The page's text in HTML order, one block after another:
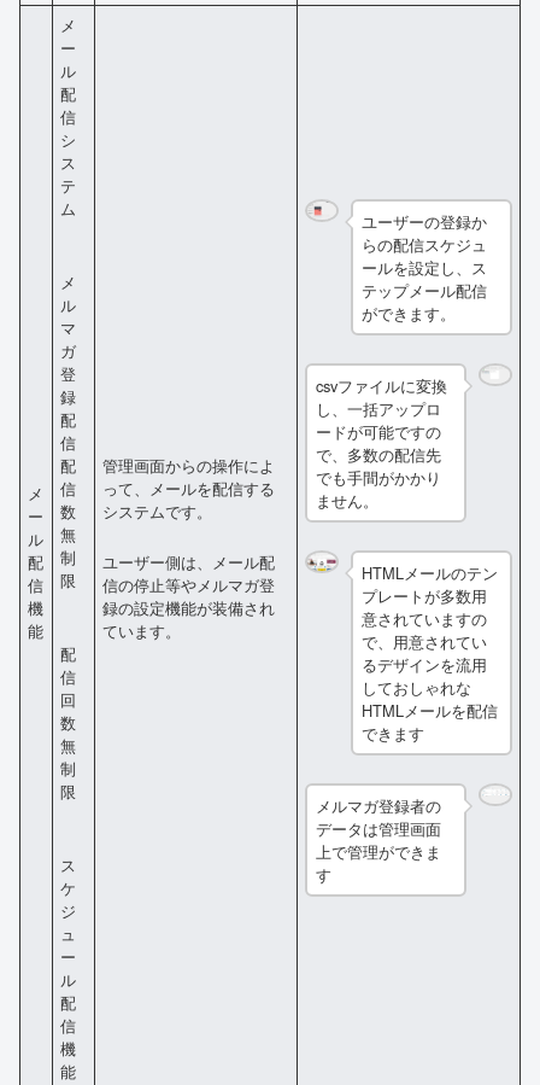
メ
ー
ル
配
信
機
能
メ
ー
ル
配
信
シ
ス
テ
ム
メ
ル
マ
ガ
登
録
配
信
配
信
数
無
制
限
配
信
回
数
無
制
限
ス
ケ
ジ
ュ
ー
ル
配
信
機
能
管理画面からの操作によ
って、メールを配信する
システムです。
ユーザー側は、メール配
信の停止等やメルマガ登
録の設定機能が装備され
ています。
ユーザーの登録か
らの配信スケジュ
ールを設定し、ス
テップメール配信
ができます。
csvファイルに変換
し、一括アップロ
ードが可能ですの
で、多数の配信先
でも手間がかかり
ません。
HTMLメールのテン
プレートが多数用
意されていますの
で、用意されてい
るデザインを流用
しておしゃれな
HTMLメールを配信
できます
メルマガ登録者の
データは管理画面
上で管理ができま
す